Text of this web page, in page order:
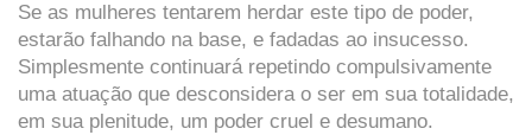
Se as mulheres tentarem herdar este tipo de poder,
estarão falhando na base, e fadadas ao insucesso.
Simplesmente continuará repetindo compulsivamente
uma atuação que desconsidera o ser em sua totalidade,
em sua plenitude, um poder cruel e desumano.